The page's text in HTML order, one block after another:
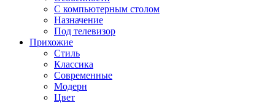
С компьютерным столом
Назначение
Под телевизор
Прихожие
Стиль
Классика
Современные
Модерн
Цвет